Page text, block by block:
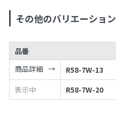
その他のバリエーション
品番
商品詳細
R58-7W-13
表示中
R58-7W-20